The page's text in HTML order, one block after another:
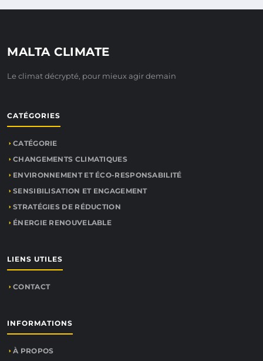
MALTA CLIMATE
Le climat décrypté, pour mieux agir demain
CATÉGORIES
CATÉGORIE
CHANGEMENTS CLIMATIQUES
ENVIRONNEMENT ET ÉCO-RESPONSABILITÉ
SENSIBILISATION ET ENGAGEMENT
STRATÉGIES DE RÉDUCTION
ÉNERGIE RENOUVELABLE
LIENS UTILES
CONTACT
INFORMATIONS
À PROPOS